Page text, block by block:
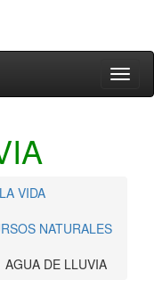
VIDA
NATURALES
AGUA DE LLUVIA